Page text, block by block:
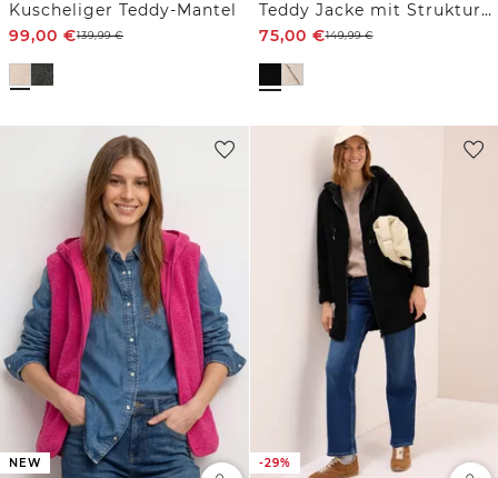
Kuscheliger Teddy-Mantel
99,00 €139,99€
Teddy Jacke mit Strukturmix
75,00 €149,99€
NEW -29%